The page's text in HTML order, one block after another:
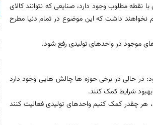
نقطه مطلوب وجود دارد، صنایعی که نتوانند کالای
نخواهند داشت که این موضوع در تمام دنیا مطرح
موجود در واحدهای تولیدی رفع شود.
در حالی در برخی حوزه ها چالش هایی وجود دارد
بهبود شرایط کمک کنند.
برخی مشکلات واحدهای تولیدی در 6 ماهه دوم سال 95 رفع شد، هر چقدر کمک کنیم واحدهای تولیدی فعالیت کنند